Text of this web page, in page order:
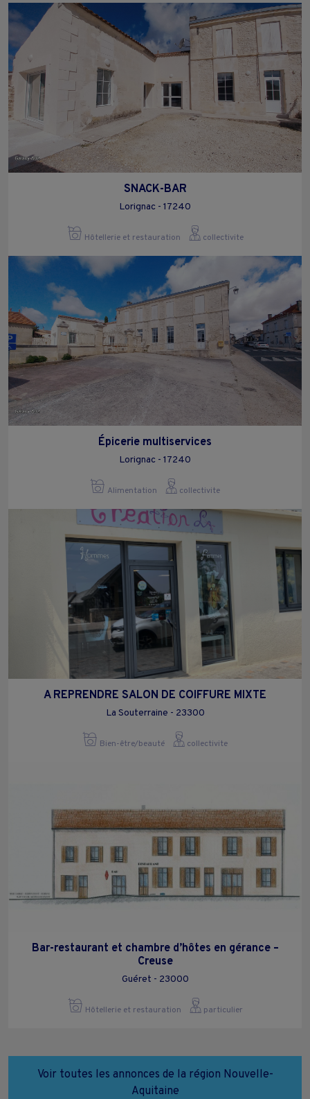
SNACK-BAR
Lorignac - 17240
Hôtellerie et restauration collectivite
Épicerie multiservices
Lorignac - 17240
Alimentation collectivite
A REPRENDRE SALON DE COIFFURE MIXTE
La Souterraine - 23300
Bien-être/beauté collectivite
Bar-restaurant et chambre d’hôtes en gérance –
Creuse
Guéret - 23000
Hôtellerie et restauration particulier
Voir toutes les annonces de la région Nouvelle-
Aquitaine